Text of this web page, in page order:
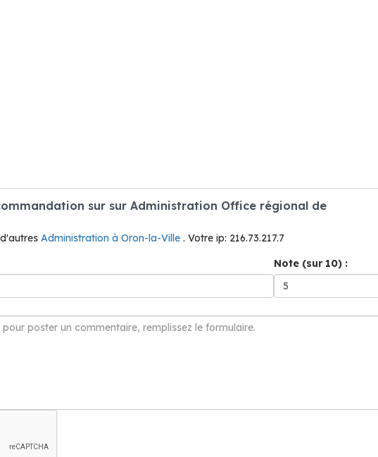
sur sur Administration Office régional de
Administration à Oron-la-Ville . Votre ip: 216.73.217.7
Note (sur 10) :